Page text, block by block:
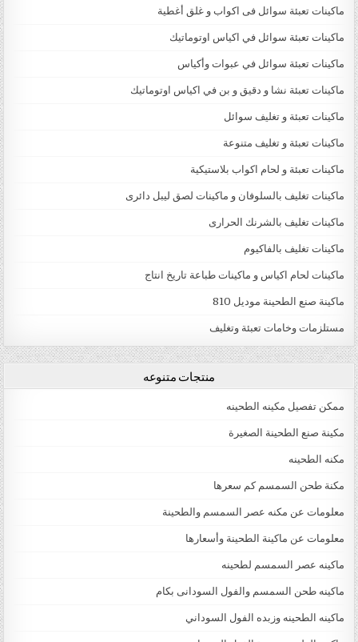
ماكينات تعبئة سوائل فى اكواب و غلق أغطية
ماكينات تعبئة سوائل في اكياس اوتوماتيك
ماكينات تعبئة سوائل في عبوات وأكياس
ماكينات تعبئة نشا و دقيق و بن في اكياس اوتوماتيك
ماكينات تعبئة و تغليف سوائل
ماكينات تعبئة و تغليف متنوعة
ماكينات تعبئة و لحام اكواب بلاستيكية
ماكينات تغليف بالسلوفان و ماكينات لصق ليبل دائرى
ماكينات تغليف بالشرنك الحرارى
ماكينات تغليف بالفاكيوم
ماكينات لحام اكياس و ماكينات طباعة تاريخ انتاج
ماكينة صنع الطحينة موديل 810
مستلزمات وخامات تعبئة وتغليف
منتجات متنوعه
ممكن تفصيل مكينه الطحينه
مكينة صنع الطحينة الصغيرة
مكنه الطحينه
مكنة طحن السمسم كم سعرها
معلومات عن مكنه عصر السمسم والطحينة
معلومات عن ماكينة الطحينة وأسعارها
ماكينه عصر السمسم لطحينه
ماكينه طحن السمسم والفول السودانى بكام
ماكينه الطحينه وزبده الفول السوداني